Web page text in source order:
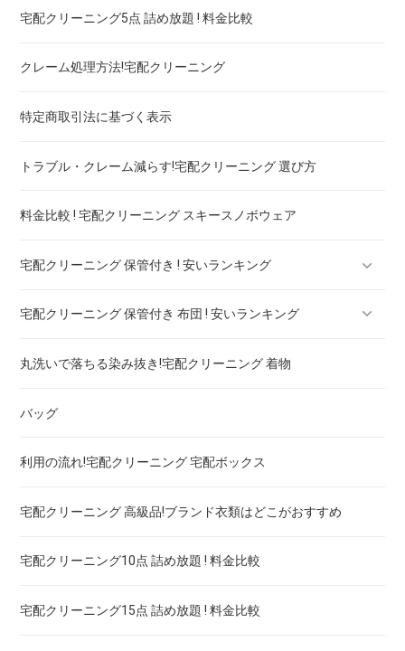
ブランドコート！宅配クリーニング 高品質 料金 比較
ブランドワンピース！宅配クリーニング 高品質 料金 比較
スカート・パンツ
セーター・カーディガン
スラックス
ブランドジャケット！宅配クリーニング 高品質 料金 比較
ブランドブラウス！宅配クリーニング 高品質 料金 比較
ブランドネクタイ！宅配クリーニング 高品質 料金 比較
ドレス！宅配クリーニング 高品質 料金 比較
ウェディングドレス
ブランドワイシャツ！宅配クリーニング 高品質 料金 比較
ブランドダウン！宅配クリーニング 高品質 料金 比較
宅配クリーニング5点 詰め放題 ! 料金比較
クレーム処理方法!宅配クリーニング
特定商取引法に基づく表示
トラブル・クレーム減らす!宅配クリーニング 選び方
料金比較 ! 宅配クリーニング スキースノボウェア
宅配クリーニング 保管付き ! 安いランキング
宅配クリーニング 保管付き ブーツ ! 安いランキング
宅配クリーニング 保管付き コート ! 安いランキング
宅配クリーニング 保管付き ダウン ! 安いランキング
宅配クリーニング 保管付き スノボーウェア ! 安いランキング
宅配クリーニング 保管付き 布団 ! 安いランキング
宅配クリーニング 保管付き 羽毛布団 ! 安いランキング
宅配クリーニング 保管付き 毛布 ! 安いランキング
丸洗いで落ちる染み抜き!宅配クリーニング 着物
バッグ
利用の流れ!宅配クリーニング 宅配ボックス
宅配クリーニング 高級品!ブランド衣類はどこがおすすめ
宅配クリーニング10点 詰め放題 ! 料金比較
宅配クリーニング15点 詰め放題 ! 料金比較